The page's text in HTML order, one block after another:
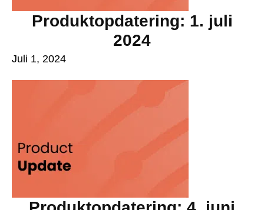
Produktopdatering: 1. juli
2024
Juli 1, 2024